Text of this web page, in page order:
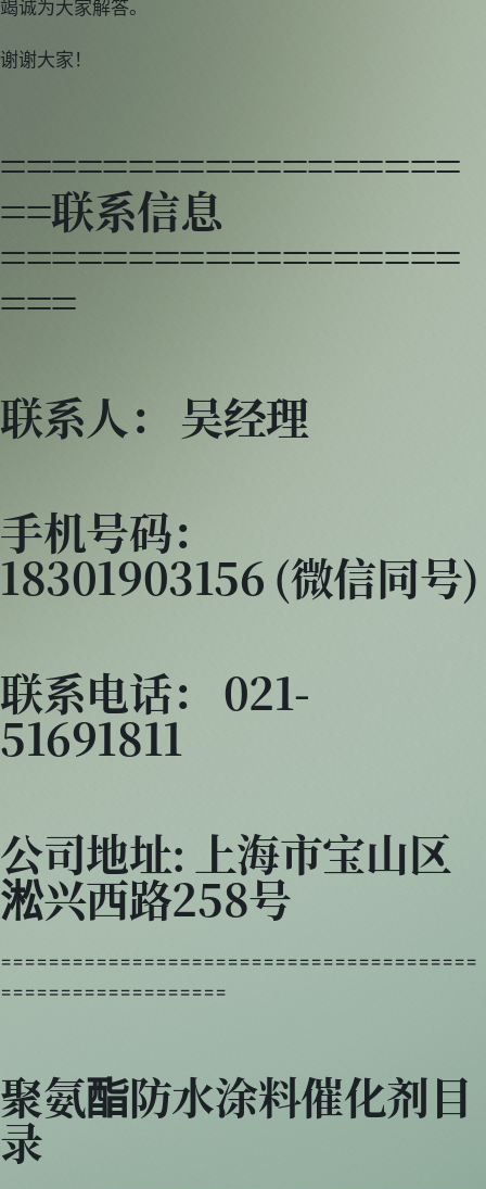
竭诚为大家解答。
谢谢大家！
==================
==联系信息
==================
===
联系人： 吴经理
手机号码：
18301903156 (微信同号)
联系电话： 021-
51691811
公司地址: 上海市宝山区
淞兴西路258号
========================================
===================
聚氨酯防水涂料催化剂目
录